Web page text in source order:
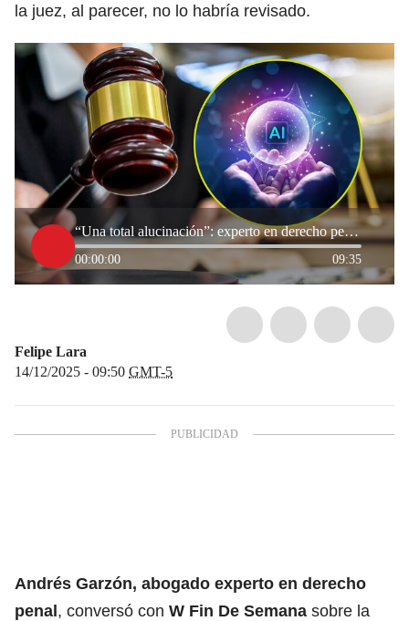
la juez, al parecer, no lo habría revisado.
“Una total alucinación”: experto en derecho penal por uso indebido de la IA para fallo judicial
00:00:00 09:35
Felipe Lara
14/12/2025 - 09:50 GMT-5
Andrés Garzón, abogado experto en derecho
penal, conversó con W Fin De Semana sobre la